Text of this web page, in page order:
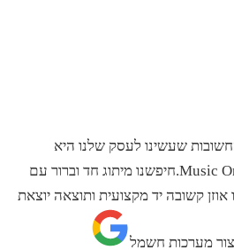
שעשינו לעסק שלנו היא
ההחלטה לעבוד עם Music On Hold.חיפשנו מיתוג חד וברור עם
אוזן קשובה יד מקצועית ותוצאה יוצאת
צור מערכות חשמל